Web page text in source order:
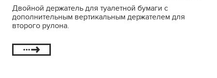
Двойной держатель для туалетной бумаги с
дополнительным вертикальным держателем для
второго рулона.